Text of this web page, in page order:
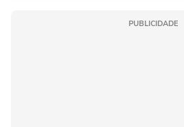
PUBLICIDADE